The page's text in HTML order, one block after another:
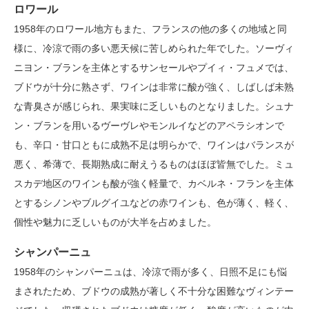
ロワール
1958年のロワール地方もまた、フランスの他の多くの地域と同
様に、冷涼で雨の多い悪天候に苦しめられた年でした。ソーヴィ
ニヨン・ブランを主体とするサンセールやプイィ・フュメでは、
ブドウが十分に熟さず、ワインは非常に酸が強く、しばしば未熟
な青臭さが感じられ、果実味に乏しいものとなりました。シュナ
ン・ブランを用いるヴーヴレやモンルイなどのアペラシオンで
も、辛口・甘口ともに成熟不足は明らかで、ワインはバランスが
悪く、希薄で、長期熟成に耐えうるものはほぼ皆無でした。ミュ
スカデ地区のワインも酸が強く軽量で、カベルネ・フランを主体
とするシノンやブルグイユなどの赤ワインも、色が薄く、軽く、
個性や魅力に乏しいものが大半を占めました。
シャンパーニュ
1958年のシャンパーニュは、冷涼で雨が多く、日照不足にも悩
まされたため、ブドウの成熟が著しく不十分な困難なヴィンテー